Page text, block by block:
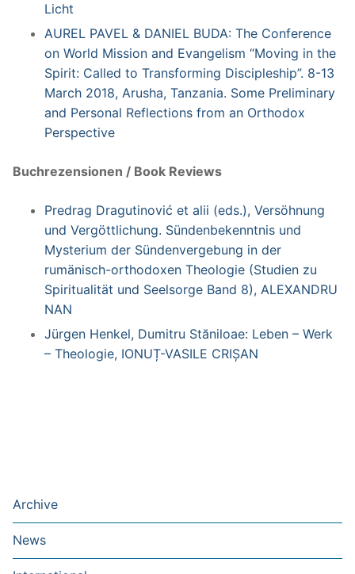
Licht
AUREL PAVEL & DANIEL BUDA: The Conference
on World Mission and Evangelism “Moving in the
Spirit: Called to Transforming Discipleship”. 8-13
March 2018, Arusha, Tanzania. Some Preliminary
and Personal Reflections from an Orthodox
Perspective
Buchrezensionen / Book Reviews
Predrag Dragutinović et alii (eds.), Versöhnung
und Vergöttlichung. Sündenbekenntnis und
Mysterium der Sündenvergebung in der
rumänisch-orthodoxen Theologie (Studien zu
Spiritualität und Seelsorge Band 8), ALEXANDRU
NAN
Jürgen Henkel, Dumitru Stăniloae: Leben – Werk
– Theologie, IONUȚ-VASILE CRIȘAN
Archive
News